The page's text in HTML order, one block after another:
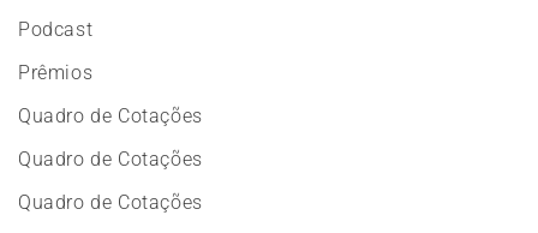
Podcast
Prêmios
Quadro de Cotações
Quadro de Cotações
Quadro de Cotações